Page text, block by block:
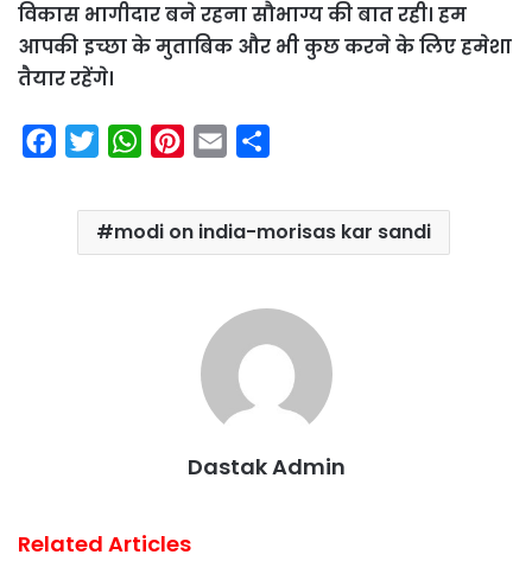
विकास भागीदार बने रहना सौभाग्य की बात रही। हम
आपकी इच्छा के मुताबिक और भी कुछ करने के लिए हमेशा
तैयार रहेंगे।
i
t
W
a
t
n
t
a
i
a
r
modi on india-morisas kar sandi
Dastak Admin
Related Articles